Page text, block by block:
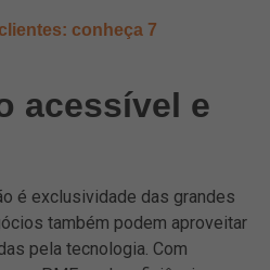
conheça 7
acessível e
é exclusividade das grandes
também podem aproveitar
pela tecnologia. Com